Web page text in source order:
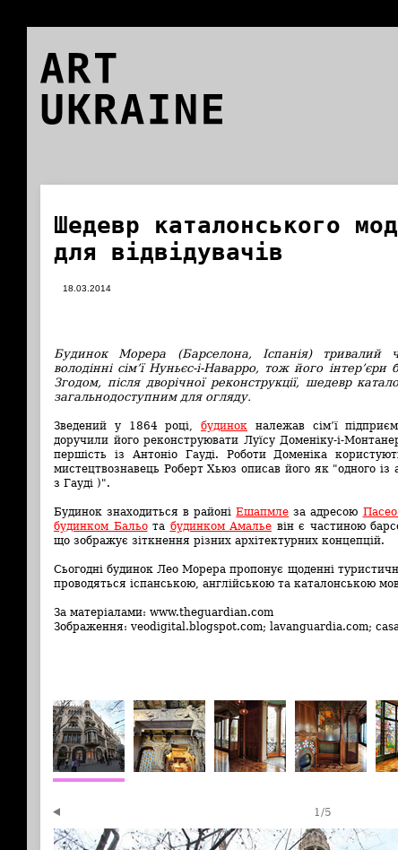
ART
UKRAINE
Шедевр каталонського
для відвідувачів
18.03.2014
Будинок Морера (Барселона, Іспанія) тривалий
володінні сім’ї Нуньєс-і-Наварро, тож його інтер’єри
Згодом, після дворічної реконструкції, шедевр
загальнодоступним для огляду.
Зведений у 1864 році, будинок належав сім’ї
доручили його реконструювати Луїсу Доменіку-і-
першість із Антоніо Гауді. Роботи Доменіка
мистецтвознавець Роберт Хьюз описав його як "одного із
з Гауді )".
Будинок знаходиться в районіЕшапмле за адресою
будинком Бальота будинком Амалье він є частиною
що зображує зіткнення різних архітектурних концепцій.
Сьогодні будинок Лео Морера пропонує щоденні
проводяться іспанською, англійською та каталонською
За матеріалами: www.theguardian.com
Зображення: veodigital.blogspot.com; lavanguardia.com;
1 /5